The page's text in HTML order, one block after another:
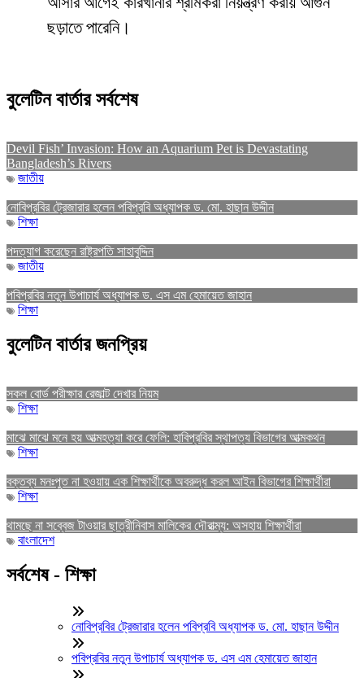
ছড়াতে পারেনি।
বুলেটিন বার্তার সর্বশেষ
Devil Fish’ Invasion: How an Aquarium Pet is Devastating
Bangladesh’s Rivers
জাতীয়
নোবিপ্রবির ট্রেজারার হলেন পবিপ্রবি অধ্যাপক ড. মো. হাছান উদ্দীন
শিক্ষা
পদত্যাগ করেছেন রাষ্ট্রপতি সাহাবুদ্দিন
জাতীয়
পবিপ্রবির নতুন উপাচার্য অধ্যাপক ড. এস এম হেমায়েত জাহান
শিক্ষা
বুলেটিন বার্তার জনপ্রিয়
সকল বোর্ড পরীক্ষার রেজাল্ট দেখার নিয়ম
শিক্ষা
মাঝে মাঝে মনে হয় আত্মহত্যা করে ফেলি: হাবিপ্রবির স্থাপত্য বিভাগের আত্মকথন
শিক্ষা
বক্তব্য মনঃপুত না হওয়ায় এক শিক্ষার্থীকে অবরুদ্ধ করল আইন বিভাগের শিক্ষার্থীরা
শিক্ষা
থামছে না সব্বেজ টাওয়ার ছাত্রীনিবাস মালিকের দৌরাত্ম্য: অসহায় শিক্ষার্থীরা
বাংলাদেশ
সর্বশেষ - শিক্ষা
নোবিপ্রবির ট্রেজারার হলেন পবিপ্রবি অধ্যাপক ড. মো. হাছান উদ্দীন
পবিপ্রবির নতুন উপাচার্য অধ্যাপক ড. এস এম হেমায়েত জাহান